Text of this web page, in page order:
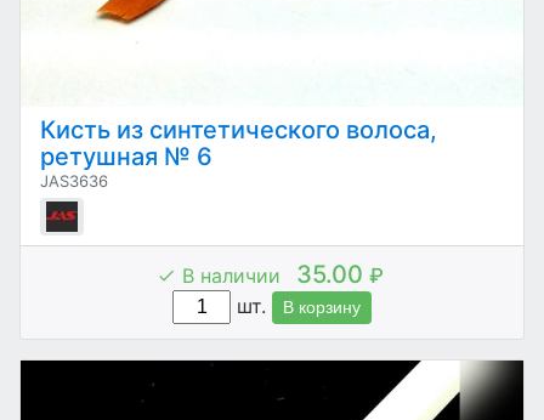
Кисть из синтетического волоса,
ретушная № 6
JAS3636
В наличии 35.00 ₽
шт.
В корзину